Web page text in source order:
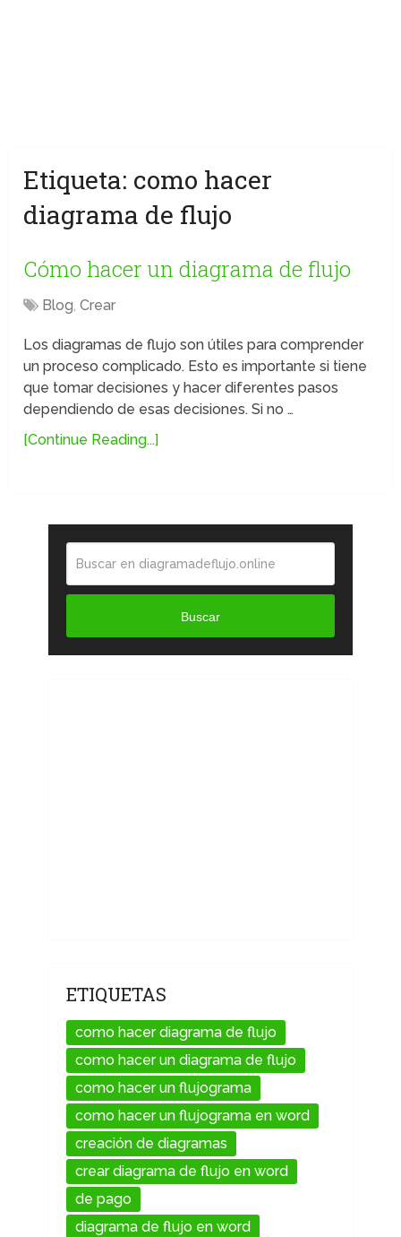
Etiqueta: como hacer
diagrama de flujo
Cómo hacer un diagrama de flujo
Blog,Crear
Los diagramas de flujo son útiles para comprender
un proceso complicado. Esto es importante si tiene
que tomar decisiones y hacer diferentes pasos
dependiendo de esas decisiones. Si no …
[Continue Reading...]
Buscar
ETIQUETAS
como hacer diagrama de flujo
como hacer un diagrama de flujo
como hacer un flujograma
como hacer un flujograma en word
creación de diagramas
crear diagrama de flujo en word
de pago
diagrama de flujo en word